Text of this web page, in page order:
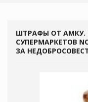
ШТРАФЫ ОТ АМКУ.
СУПЕРМАРКЕТОВ
ЗА